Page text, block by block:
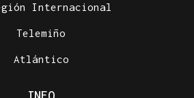
Internacional
Telemiño
Atlántico